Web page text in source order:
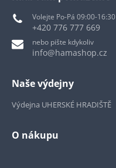
Volejte Po-Pá 09:00-16:30
+420 776 777 669
nebo pište kdykoliv
info@hamashop.cz
Naše výdejny
Výdejna UHERSKÉ HRADIŠTĚ
O nákupu